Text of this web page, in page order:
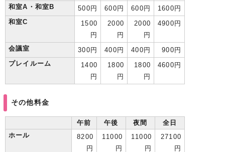
和室A・和室B 500円 600円 600円
1600円
和室C
1500
円
2000
円
2000
円
4900円
会議室 300円 400円 400円
900円
プレイルーム
1400
円
1800
円
1800
円
4600円
その他料金
午前 午後 夜間
全日
ホール
8200
円
11000
円
11000
円
27100
円